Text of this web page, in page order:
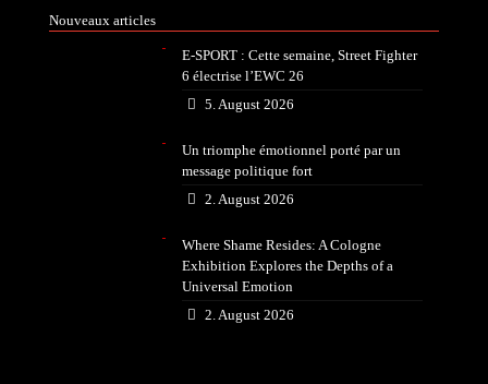
Nouveaux articles
E-SPORT : Cette semaine, Street Fighter
6 électrise l’EWC 26
5. August 2026
Un triomphe émotionnel porté par un
message politique fort
2. August 2026
Where Shame Resides: A Cologne
Exhibition Explores the Depths of a
Universal Emotion
2. August 2026